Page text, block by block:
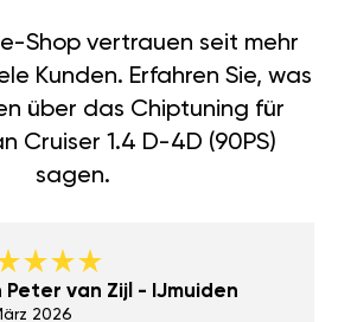
Shop vertrauen seit mehr
Kunden. Erfahren Sie, was
über das Chiptuning für
Cruiser 1.4 D-4D (90PS)
sagen.
Peter van Zijl - IJmuiden
2026